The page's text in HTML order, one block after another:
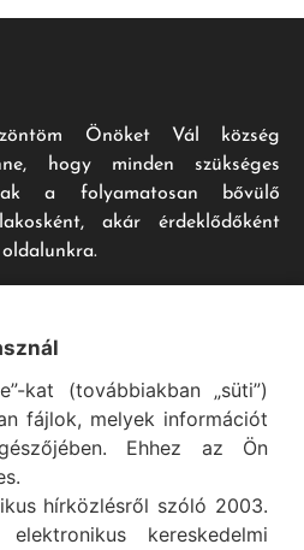
Önöket Vál község
hogy minden szükséges
a folyamatosan bővülő
akár érdeklődőként
hivatalos honlapja
© 1996 - 2020
kat (továbbiakban „süti”)
fájlok, melyek információt
Ehhez az Ön
hírközlésről szóló 2003.
kereskedelmi